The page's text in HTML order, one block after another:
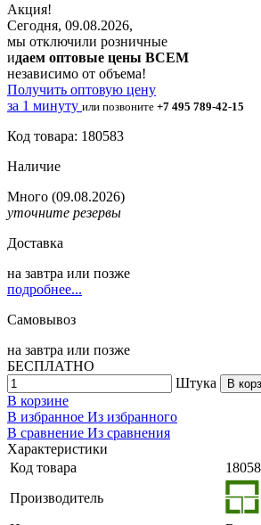
Акция!
Сегодня, 09.08.2026,
мы отключили розничные
идаем оптовые цены ВСЕМ
независимо от объема!
Получить оптовую цену
за 1 минуту или позвоните +7 495 789-42-15
Код товара: 180583
Наличие
Много (09.08.2026)
уточните резервы
Доставка
на завтра или позже
подробнее...
Самовывоз
на завтра или позже
БЕСПЛАТНО
Штука
В
В корзине
В избранное Из избранного
В сравнение Из сравнения
Характеристики
Код товара
Производитель